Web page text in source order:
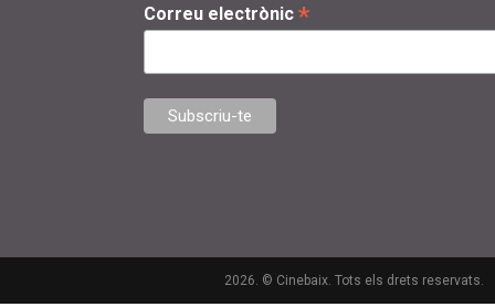
Correu electrònic *
2026. © Cinebaix. Tots els drets reservats.